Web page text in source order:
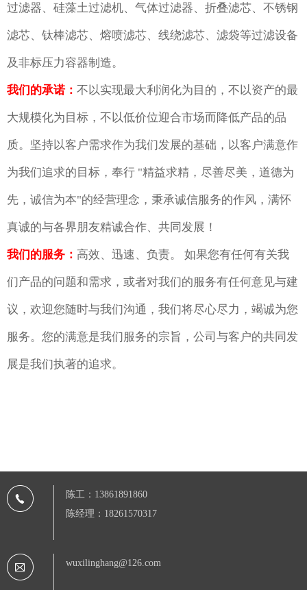
过滤器、硅藻土过滤机、气体过滤器、折叠滤芯、不锈钢
滤芯、钛棒滤芯、熔喷滤芯、线绕滤芯、滤袋等过滤设备
及非标压力容器制造。
我们的承诺： 不以实现最大利润化为目的，不以资产的最
大规模化为目标，不以低价位迎合市场而降低产品的品
质。坚持以客户需求作为我们发展的基础，以客户满意作
为我们追求的目标，奉行 "精益求精，尽善尽美，道德为
先，诚信为本"的经营理念，秉承诚信服务的作风，满怀
真诚的与各界朋友精诚合作、共同发展！
我们的服务： 高效、迅速、负责。 如果您有任何有关我
们产品的问题和需求，或者对我们的服务有任何意见与建
议，欢迎您随时与我们沟通，我们将尽心尽力，竭诚为您
服务。您的满意是我们服务的宗旨，公司与客户的共同发
展是我们执著的追求。
陈工：13861891860
陈经理：18261570317
wuxilinghang@126.com